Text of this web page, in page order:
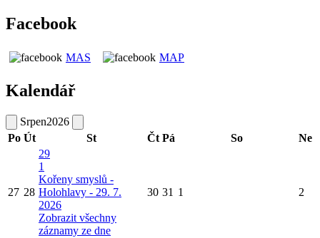
Facebook
MAS MAP
Kalendář
Srpen2026
Po Út St Čt Pá So Ne
27 28
29
1
Kořeny smyslů -
Holohlavy - 29. 7.
2026
Zobrazit všechny
záznamy ze dne
30 31 1 2